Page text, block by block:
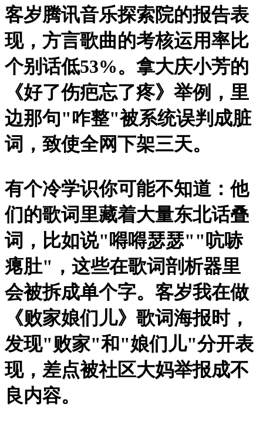
客岁腾讯音乐探索院的报告表
现， 方言歌曲的考核运用率比
个别话低53%。拿大庆小芳的
《好了伤疤忘了疼》举例，里
边那句"咋整"被系统误判成脏
词，致使全网下架三天。
有个冷学识你可能不知道：他
们的歌词里藏着大量东北话叠
词，比如说"嘚嘚瑟瑟""吭哧
瘪肚"，这些在歌词剖析器里
会被拆成单个字。客岁我在做
《败家娘们儿》歌词海报时，
发现"败家"和"娘们儿"分开表
现，差点被社区大妈举报成不
良内容。